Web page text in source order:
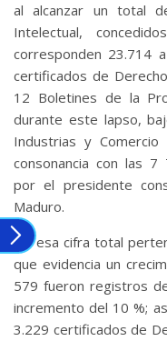
al alcanzar un total
Intelectual,
corresponden 23.714
certificados de
12 Boletines de la
durante este lapso,
Industrias y Comercio
consonancia con las 7
por el presidente
Maduro.
De esa cifra total
que evidencia un
579 fueron registros
incremento del 10 %;
3.229 certificados de